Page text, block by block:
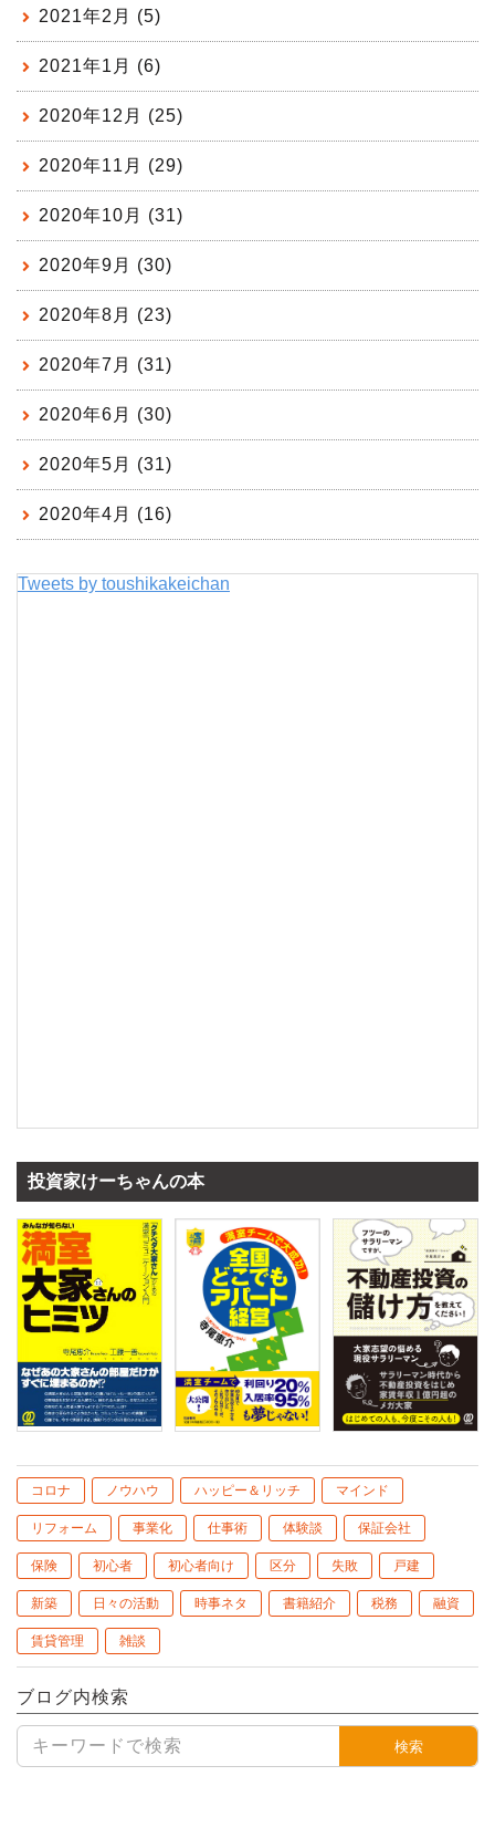
2021年2月 (5)
2021年1月 (6)
2020年12月 (25)
2020年11月 (29)
2020年10月 (31)
2020年9月 (30)
2020年8月 (23)
2020年7月 (31)
2020年6月 (30)
2020年5月 (31)
2020年4月 (16)
Tweets by toushikakeichan
投資家けーちゃんの本
コロナ ノウハウ ハッピー＆リッチ マインド
リフォーム 事業化 仕事術 体験談 保証会社
保険 初心者 初心者向け 区分 失敗 戸建
新築 日々の活動 時事ネタ 書籍紹介 税務 融資
賃貸管理 雑談
ブログ内検索
検索